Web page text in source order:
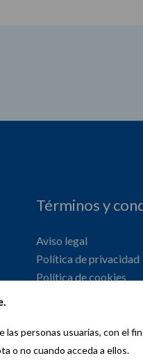
personas usuarias, con el
o no cuando acceda a ellos.
Términos y
Aviso legal
Política de privacidad
Política de cookies